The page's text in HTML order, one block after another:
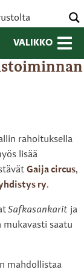
VALIKKO
rahoituksella
lisää
Gaija circus,
ry.
Safkasankarit ja
saatu
mahdollistaa